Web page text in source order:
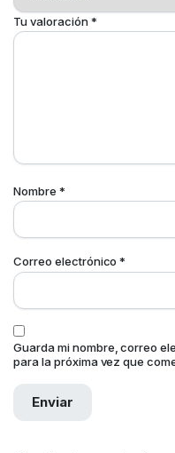
Tu valoración*
Nombre *
Correo electrónico*
Guarda mi nombre, correo
para la próxima vez que